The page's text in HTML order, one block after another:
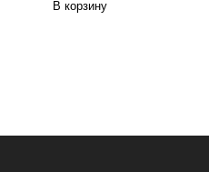
В корзину